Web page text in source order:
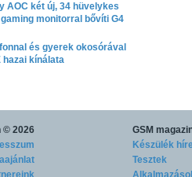
AOC két új, 34 hüvelykes
monitorral bővíti G4
és gyerek okosórával
hazai kínálata
© 2026
GSM
Készülék
Tesztek